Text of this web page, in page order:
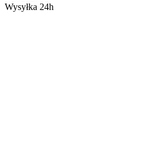
Wysyłka 24h